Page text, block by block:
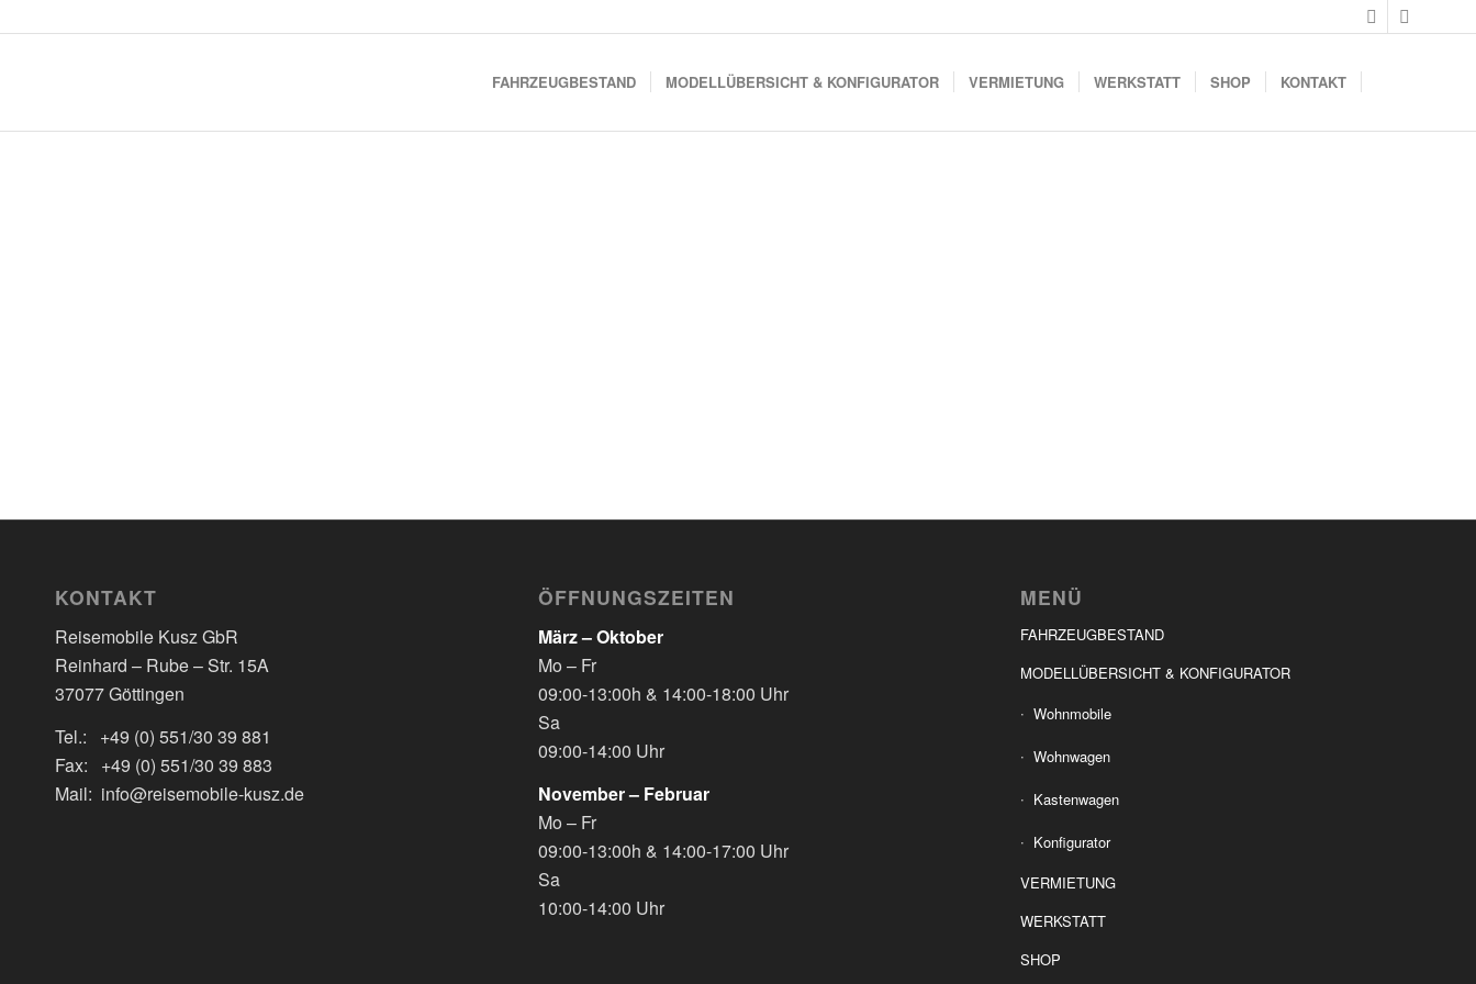
FAHRZEUGBESTAND MODELLÜBERSICHT & KONFIGURATOR VERMIETUNG WERKSTATT SHOP KONTAKT
KONTAKT
Reisemobile Kusz GbR
Reinhard – Rube – Str. 15A
37077 Göttingen
Tel.: +49 (0) 551/30 39 881
Fax: +49 (0) 551/30 39 883
Mail: info@reisemobile-kusz.de
ÖFFNUNGSZEITEN
März – Oktober
Mo – Fr
09:00-13:00h & 14:00-18:00 Uhr
Sa
09:00-14:00 Uhr
November – Februar
Mo – Fr
09:00-13:00h & 14:00-17:00 Uhr
Sa
10:00-14:00 Uhr
MENÜ
FAHRZEUGBESTAND
MODELLÜBERSICHT & KONFIGURATOR
Wohnmobile
Wohnwagen
Kastenwagen
Konfigurator
VERMIETUNG
WERKSTATT
SHOP